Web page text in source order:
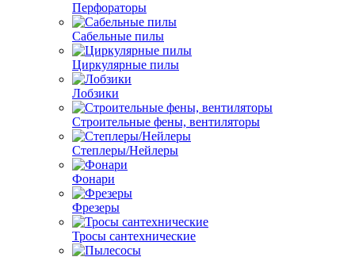
Перфораторы
Сабельные пилы
Циркулярные пилы
Лобзики
Строительные фены, вентиляторы
Степлеры/Нейлеры
Фонари
Фрезеры
Тросы сантехнические